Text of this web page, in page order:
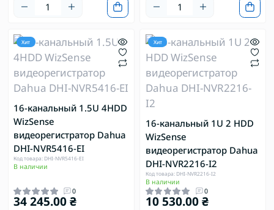
Хит
16-канальный 1.5U 4HDD
WizSense
видеорегистратор Dahua
DHI-NVR5416-EI
Код товара: DHI-NVR5416-EI
В наличии
0
34 245.00 ₴
Хит
16-канальный 1U 2 HDD
WizSense
видеорегистратор Dahua
DHI-NVR2216-I2
Код товара: DHI-NVR2216-I2
В наличии
0
10 530.00 ₴